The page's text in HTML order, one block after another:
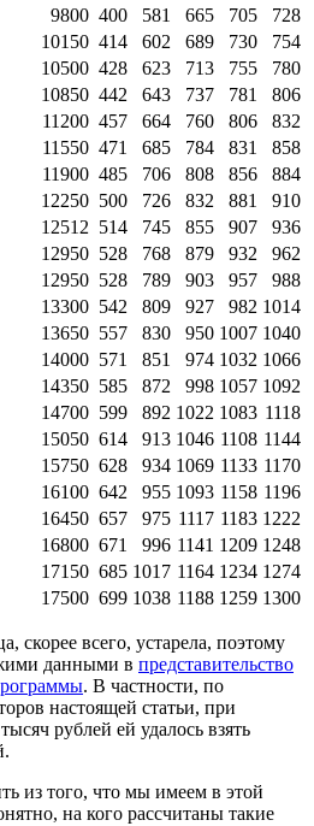
9800 400 581 665 705
728
10150 414 602 689 730
754
10500 428 623 713 755
780
10850 442 643 737 781
806
11200 457 664 760 806
832
11550 471 685 784 831
858
11900 485 706 808 856
884
12250 500 726 832 881
910
12512 514 745 855 907
936
12950 528 768 879 932
962
12950 528 789 903 957
988
13300 542 809 927 982 1014
13650 557 830 950 1007 1040
14000 571 851 974 1032 1066
14350 585 872 998 1057 1092
14700 599 892 1022 1083 1118
15050 614 913 1046 1108 1144
15750 628 934 1069 1133 1170
16100 642 955 1093 1158 1196
16450 657 975 1117 1183 1222
16800 671 996 1141 1209 1248
17150 685 1017 1164 1234 1274
17500 699 1038 1188 1259 1300
скорее всего, устарела, поэтому
данными в представительство
. В частности, по
настоящей статьи, при
рублей ей удалось взять
из того, что мы имеем в этой
на кого рассчитаны такие